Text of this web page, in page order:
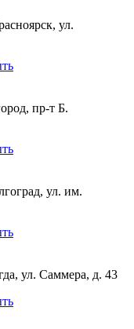
ул.
пр-т Б.
ул. им.
ул. Саммера, д. 43